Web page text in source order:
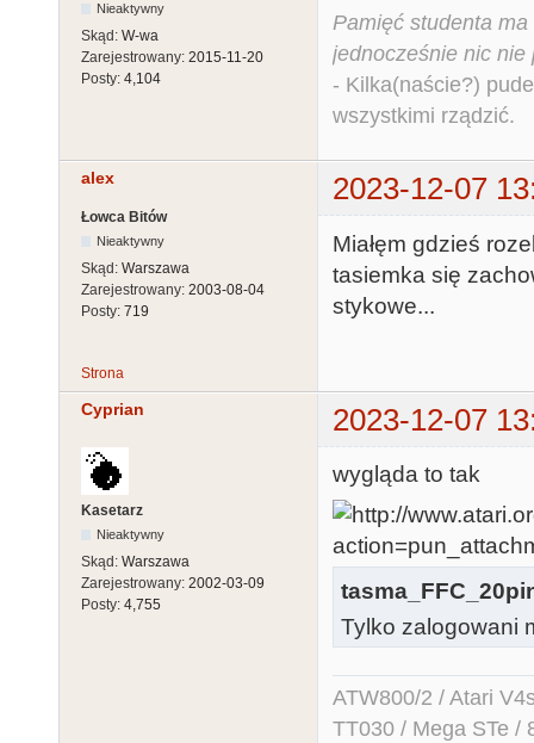
Nieaktywny
Skąd: W-wa
Zarejestrowany: 2015-11-20
Posty: 4,104
Pamięć studenta
jednocześnie nic nie
- Kilka(naście?)
wszystkimi rządzić.
alex 2023-12-07
Łowca Bitów
Nieaktywny
Skąd: Warszawa
Zarejestrowany: 2003-08-04
Posty: 719
Miałęm gdzieś
tasiemka się
stykowe...
Strona
Cyprian 2023-12-07
Kasetarz
Nieaktywny
Skąd: Warszawa
Zarejestrowany: 2002-03-09
Posty: 4,755
wygląda to tak
Tylko zalogowani
ATW800/2 / Atari
TT030 / Mega STe /